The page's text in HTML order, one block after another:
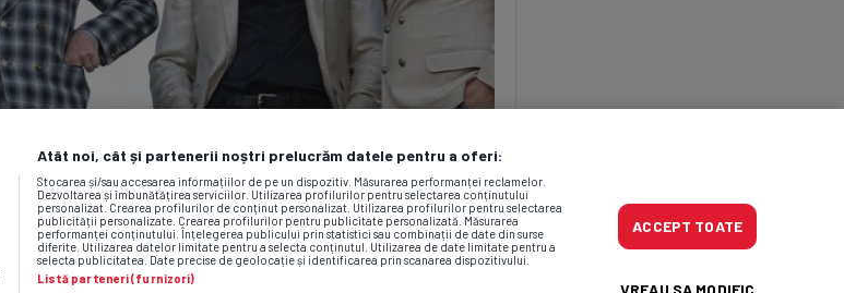
Atât noi, cât și partenerii noștri prelucrăm datele pentru a oferi:
Stocarea și/sau accesarea informațiilor de pe un dispozitiv. Măsurarea performanței reclamelor.
Dezvoltarea și îmbunătățirea serviciilor. Utilizarea profilurilor pentru selectarea conținutului
personalizat. Crearea profilurilor de conținut personalizat. Utilizarea profilurilor pentru selectarea
publicității personalizate. Crearea profilurilor pentru publicitate personalizată. Măsurarea
performanței conținutului. Înțelegerea publicului prin statistici sau combinații de date din surse
diferite. Utilizarea datelor limitate pentru a selecta conținutul. Utilizarea de date limitate pentru a
selecta publicitatea. Date precise de geolocație și identificarea prin scanarea dispozitivului.
Listă parteneri (furnizori)
ACCEPT TOATE
VREAU SA MODIFIC